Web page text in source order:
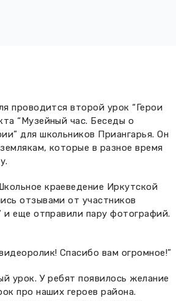
Новости
Прейскурант
дом А.М. Тюрюмина
мероприятия
проводится второй урок “Герои
“Музейный час. Беседы о
для школьников Приангарья. Он
которые в разное время
краеведение Иркутской
отзывами от участников
и еще отправили пару фотографий.
Спасибо вам огромное!”
урок. У ребят появилось желание
про наших героев района.